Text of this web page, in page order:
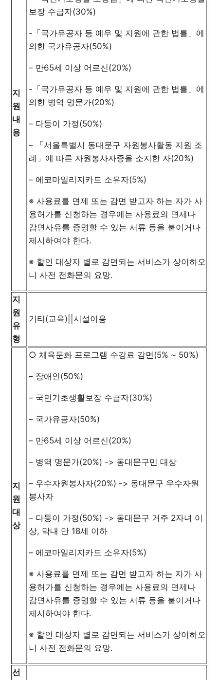
지
원
내
용
보장 수급자(30%)
-「국가유공자 등 예우 및 지원에 관한 법률」에
의한 국가유공자(50%)
– 만65세 이상 어르신(20%)
-「국가유공자 등 예우 및 지원에 관한 법률」에
의한 병역 명문가(20%)
– 다둥이 가정(50%)
– 「서울특별시 동대문구 자원봉사활동 지원 조
례」에 따른 자원봉사자증을 소지한 자(20%)
– 에코마일리지카드 소유자(5%)
※ 사용료를 면제 또는 감면 받고자 하는 자가 사
용허가를 신청하는 경우에는 사용료의 면제나
감면사유를 증명할 수 있는 서류 등을 붙이거나
제시하여야 한다.
※ 할인 대상자 별로 감면되는 서비스가 상이하오
니 사전 전화문의 요망.
지
원
유
형
기타(교육)||시설이용
지
원
대
상
○ 체육문화 프로그램 수강료 감면(5% ~ 50%)
– 장애인(50%)
– 국민기초생활보장 수급자(30%)
– 국가유공자(50%)
– 만65세 이상 어르신(20%)
– 병역 명문가(20%) -> 동대문구민 대상
– 우수자원봉사자(20%) -> 동대문구 우수자원
봉사자
– 다둥이 가정(50%) -> 동대문구 거주 2자녀 이
상, 막내 만 18세 이하
– 에코마일리지카드 소유자(5%)
※ 사용료를 면제 또는 감면 받고자 하는 자가 사
용허가를 신청하는 경우에는 사용료의 면제나
감면사유를 증명할 수 있는 서류 등을 붙이거나
제시하여야 한다.
※ 할인 대상자 별로 감면되는 서비스가 상이하오
니 사전 전화문의 요망.
선